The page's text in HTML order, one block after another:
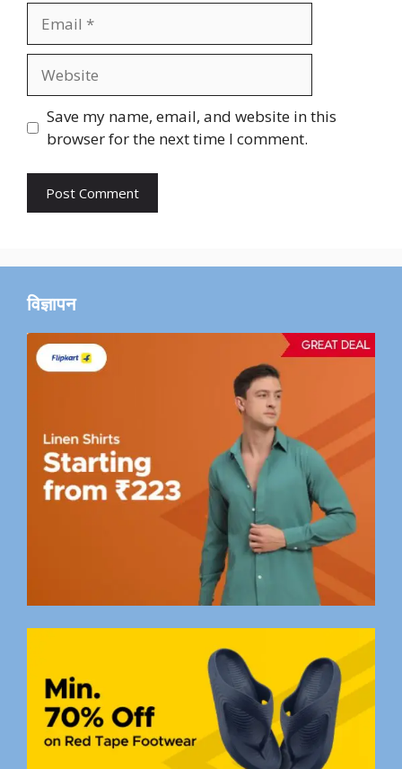
Save my name, email, and website in this
browser for the next time I comment.
विज्ञापन